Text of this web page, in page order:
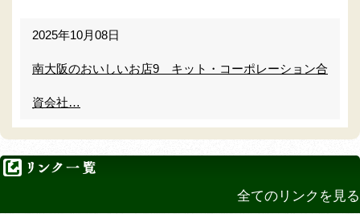
2025年10月08日
南大阪のおいしいお店9 キット・コーポレーション合
資会社…
全てのリンクを見る